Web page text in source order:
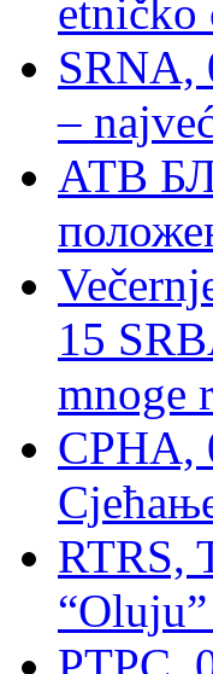
etničko
SRNA,
–
АТВ
15
mnoge
СРНА,
RTRS,